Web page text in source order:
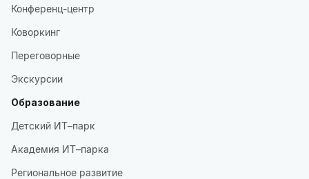
Конференц-центр
Коворкинг
Переговорные
Экскурсии
Образование
Детский ИТ–парк
Академия ИТ–парка
Региональное развитие